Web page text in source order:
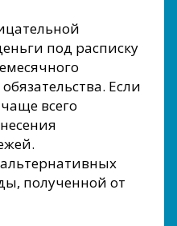
под расписку
Если
всего
полученной от